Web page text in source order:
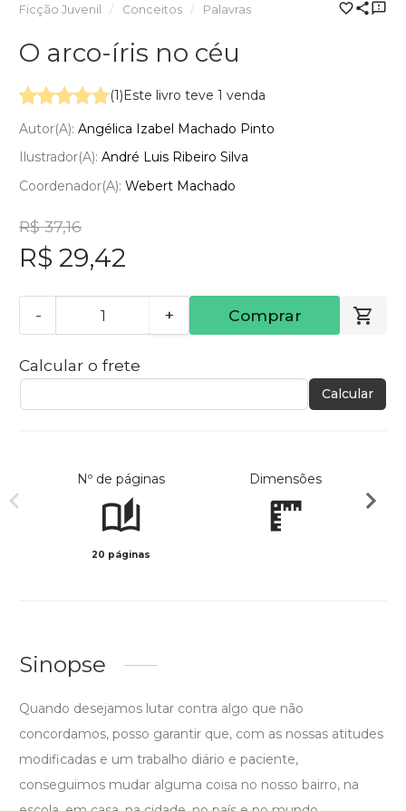
Ficção Juvenil Conceitos Palavras
O arco-íris no céu
(1)Este livro teve 1 venda
Autor(a): Angélica Izabel Machado Pinto
Ilustrador(a): André Luis Ribeiro Silva
Coordenador(a): Webert Machado
R$ 37,16
R$ 29,42
- + Comprar
Calcular o frete
Calcular
Nº de páginas
20 páginas
Dimensões
Sinopse
Quando desejamos lutar contra algo que não
concordamos, posso garantir que, com as nossas atitudes
modificadas e um trabalho diário e paciente,
conseguimos mudar alguma coisa no nosso bairro, na